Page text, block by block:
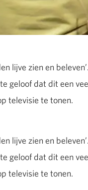
lijve zien en
geloof dat dit een
televisie te tonen.
lijve zien en
geloof dat dit een
televisie te tonen.